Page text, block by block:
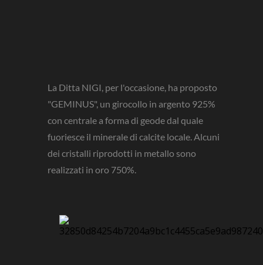
La Ditta NIGI, per l'occasione, ha proposto
"GEMINUS", un girocollo in argento 925%
con centrale a forma di geode dal quale
fuoriesce il minerale di calcite locale. Alcuni
dei cristalli riprodotti in metallo sono
realizzati in oro 750%.